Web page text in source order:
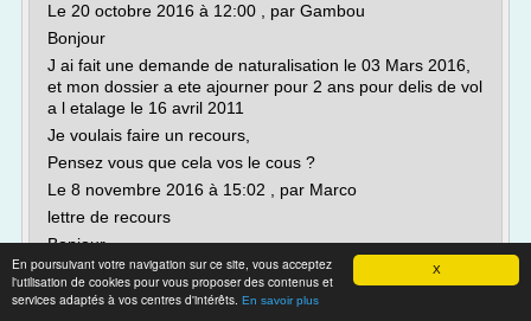
X
En poursuivant votre navigation sur ce site, vous acceptez
l'utilisation de cookies pour vous proposer des contenus et
services adaptés à vos centres d'intérêts. En savoir plus
Le 20 octobre 2016 à 12:00 , par Gambou
Bonjour
J ai fait une demande de naturalisation le 03 Mars 2016,
et mon dossier a ete ajourner pour 2 ans pour delis de vol
a l etalage le 16 avril 2011
Je voulais faire un recours,
Pensez vous que cela vos le cous ?
Le 8 novembre 2016 à 15:02 , par Marco
lettre de recours
Bonjour,
Ma demande de naturalisation a été ajournée jusqu'à la...
Lire la suite